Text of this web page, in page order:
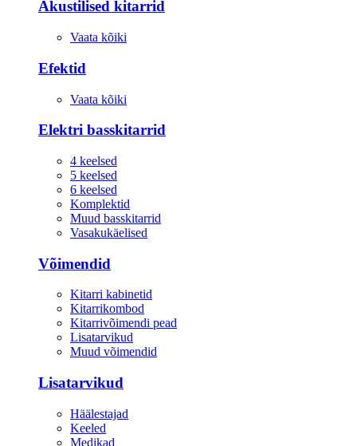
Akustilised kitarrid
Vaata kõiki
Efektid
Vaata kõiki
Elektri basskitarrid
4 keelsed
5 keelsed
6 keelsed
Komplektid
Muud basskitarrid
Vasakukäelised
Võimendid
Kitarri kabinetid
Kitarrikombod
Kitarrivõimendi pead
Lisatarvikud
Muud võimendid
Lisatarvikud
Häälestajad
Keeled
Medikad